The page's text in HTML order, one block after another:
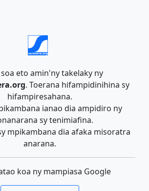
eto amin'ny takelaky ny
. Toerana hifampidinihina sy
hifampiresahana.
ianao dia ampidiro ny
sy tenimiafina.
mpikambana dia afaka misoratra
anarana.
koa ny mampiasa Google